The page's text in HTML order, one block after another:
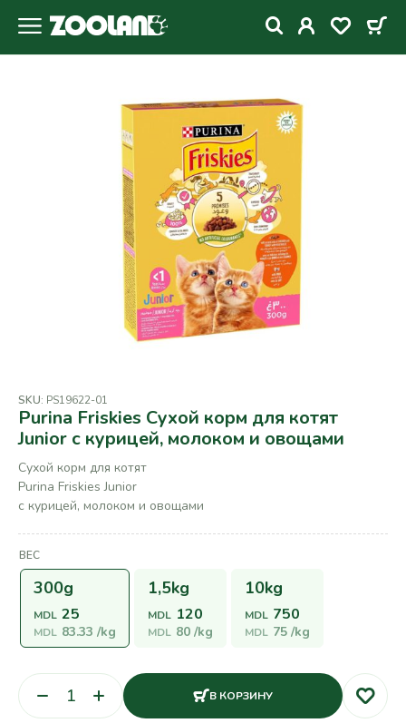
SKU: PS19622-01
Purina Friskies Сухой корм для котят
Junior с курицей, молоком и овощами
Сухой корм для котят
Purina Friskies Junior
с курицей, молоком и овощами
ВЕС
300g
MDL 25
MDL 83.33 /kg
1,5kg
MDL 120
MDL 80/kg
10kg
MDL 750
MDL 75/kg
В КОРЗИНУ